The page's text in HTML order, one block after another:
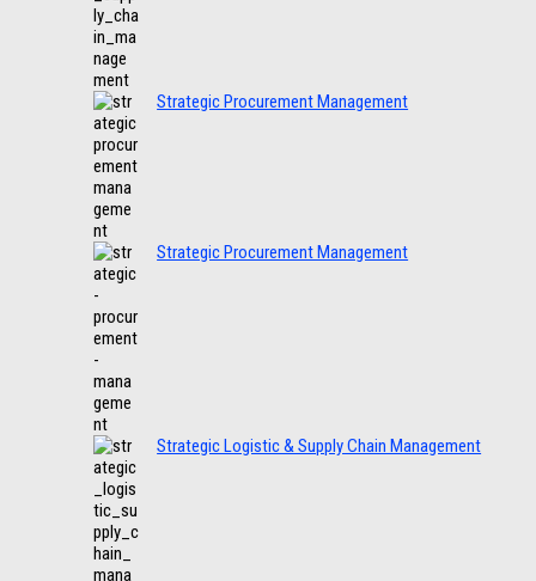
Strategic Procurement Management
Strategic Procurement Management
Strategic Logistic & Supply Chain Management